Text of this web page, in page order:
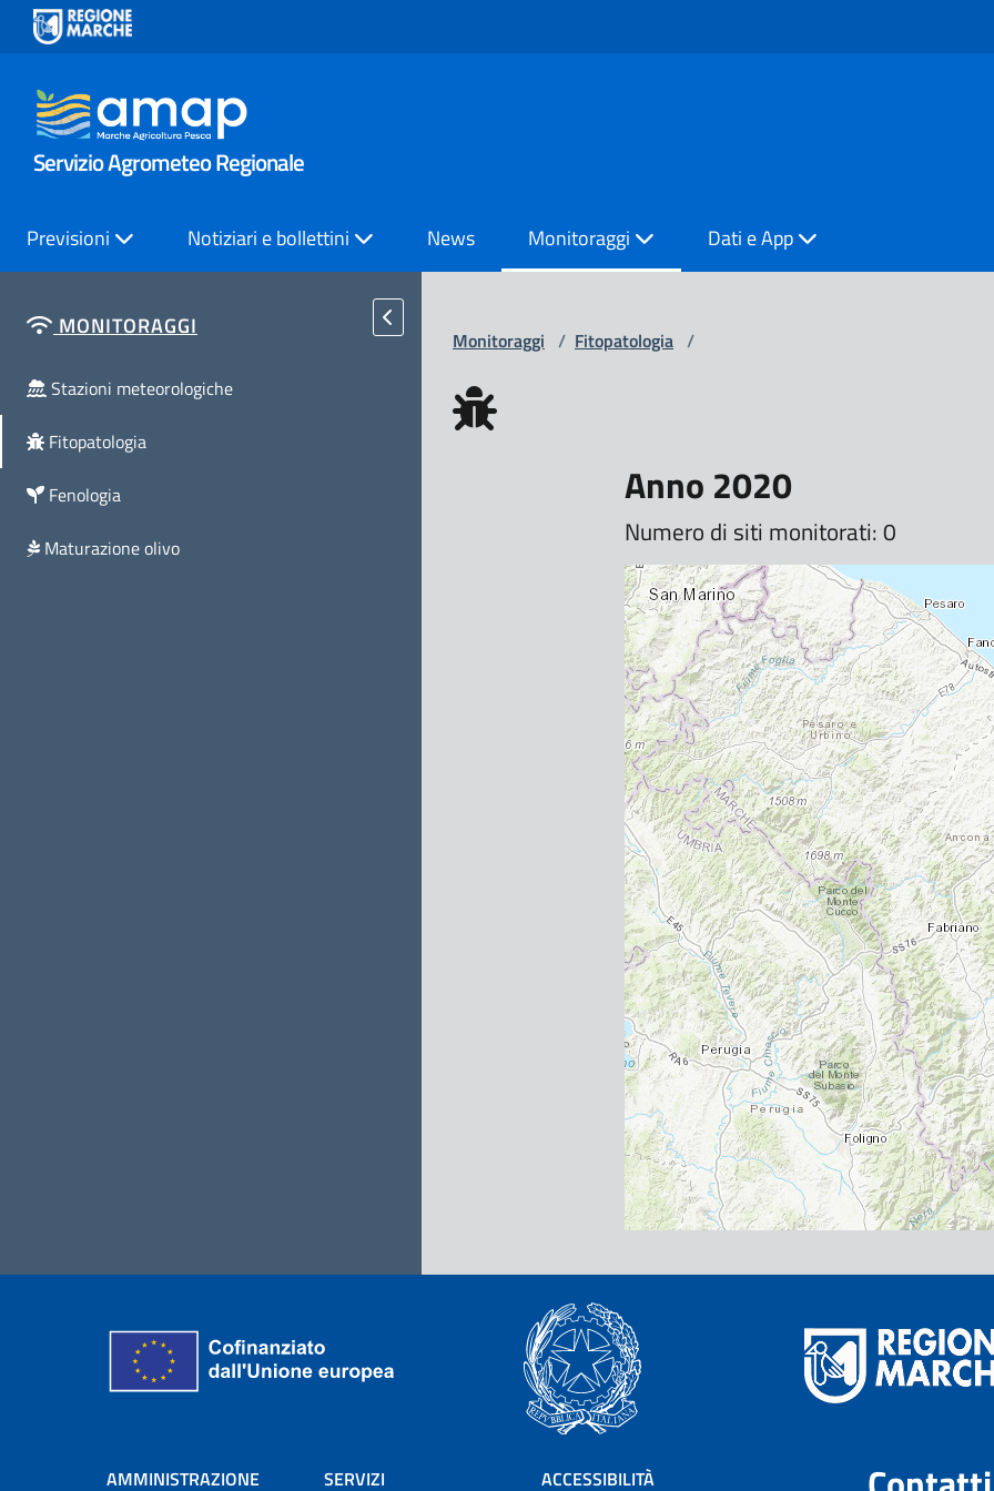
Servizio Agrometeo Regionale
Previsioni Notiziari e bollettini News Monitoraggi Dati e App
MONITORAGGI
Stazioni meteorologiche
Fitopatologia
Fenologia
Maturazione olivo
Monitoraggi / Fitopatologia /
Anno 2020
Numero di siti monitorati: 0
AMMINISTRAZIONE SERVIZI ACCESSIBILITÀ